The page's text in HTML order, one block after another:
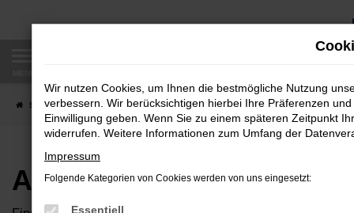
Zum
Startseite Fahrzeugangebote Autobörse
Autobörse
Wir nutzen Cookies, um Ihnen die bestmögliche Nutzung
verbessern. Wir berücksichtigen hierbei Ihre Präferenzen
Einwilligung geben. Wenn Sie zu einem späteren Zeitpunkt
widerrufen. Weitere Informationen zum Umfang der
Impressum
Folgende Kategorien von Cookies werden von uns eingesetzt:
Essentiell